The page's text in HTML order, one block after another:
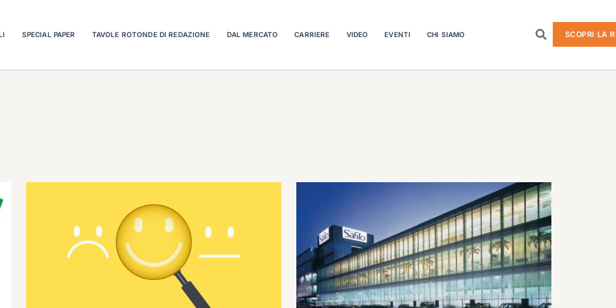
SPECIAL PAPER TAVOLE ROTONDE DI REDAZIONE DAL MERCATO CARRIERE VIDEO EVENTI CHI SIAMO SCOPRI LA